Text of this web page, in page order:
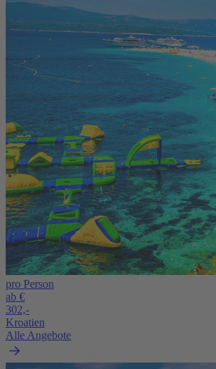
pro Person
ab €
302,-
Kroatien
Alle Angebote